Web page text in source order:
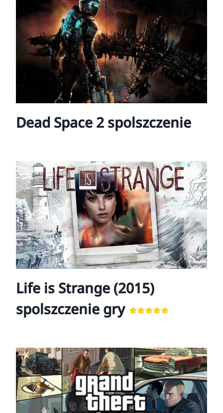
Dead Space 2 spolszczenie
Life is Strange (2015)
spolszczenie gry